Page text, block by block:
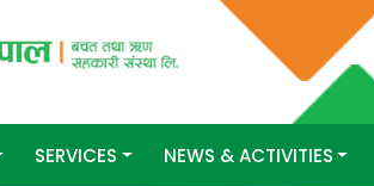
SERVICES NEWS & ACTIVITIES